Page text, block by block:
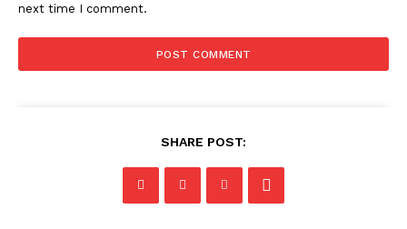
next time I comment.
SHARE POST: